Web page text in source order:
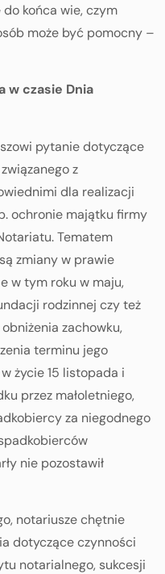
końca wie, czym
może być pomocny –
w czasie Dnia
pytanie dotyczące
z
dla realizacji
ochronie majątku firmy
Tematem
zmiany w prawie
w tym roku w maju,
rodzinnej czy też
zachowku,
terminu jego
życie 15 listopada i
przez małoletniego,
za niegodnego
nie pozostawił
notariusze chętnie
dotyczące czynności
notarialnego, sukcesji